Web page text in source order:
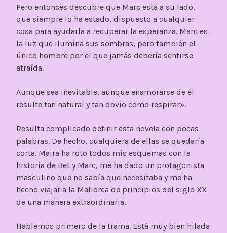
Pero entonces descubre que Marc está a su lado,
que siempre lo ha estado, dispuesto a cualquier
cosa para ayudarla a recuperar la esperanza. Marc es
la luz que ilumina sus sombras, pero también el
único hombre por el que jamás debería sentirse
atraída.
Aunque sea inevitable, aunque enamorarse de él
resulte tan natural y tan obvio como respirar».
Resulta complicado definir esta novela con pocas
palabras. De hecho, cualquiera de ellas se quedaría
corta. Maira ha roto todos mis esquemas con la
historia de Bet y Marc, me ha dado un protagonista
masculino que no sabía que necesitaba y me ha
hecho viajar a la Mallorca de principios del siglo XX
de una manera extraordinaria.
Hablemos primero de la trama. Está muy bien hilada